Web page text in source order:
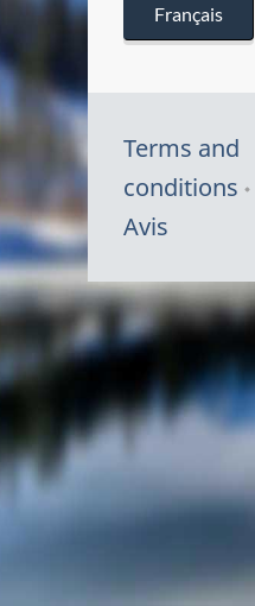
Français
Terms and
conditions
Avis